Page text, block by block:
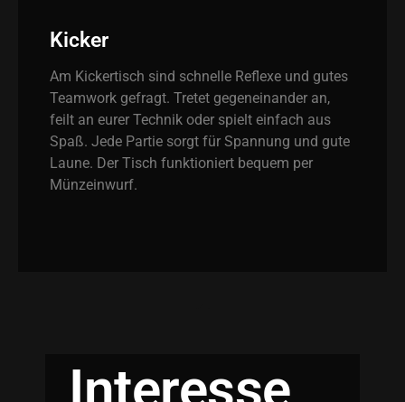
Kicker
Am Kickertisch sind schnelle Reflexe und gutes
Teamwork gefragt. Tretet gegeneinander an,
feilt an eurer Technik oder spielt einfach aus
Spaß. Jede Partie sorgt für Spannung und gute
Laune. Der Tisch funktioniert bequem per
Münzeinwurf.